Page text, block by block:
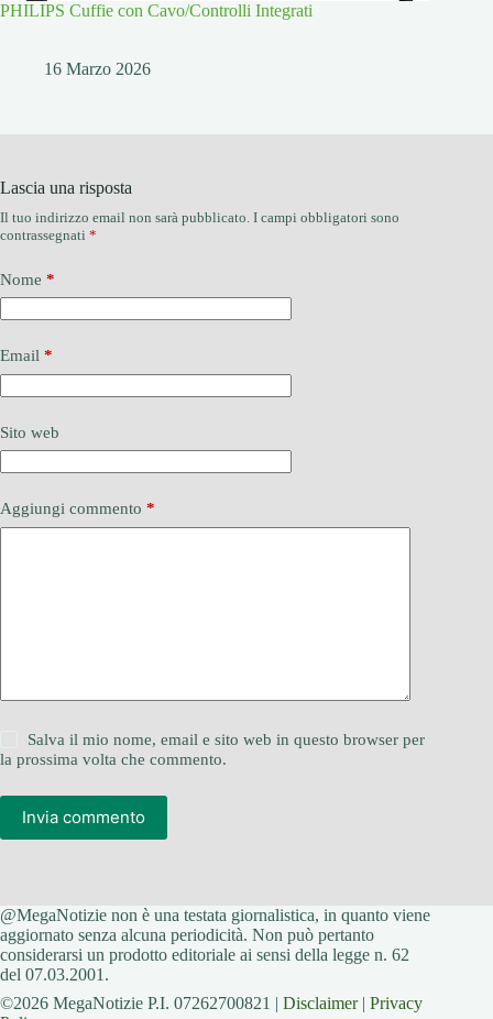
PHILIPS Cuffie con Cavo/Controlli Integrati
16 Marzo 2026
Lascia una risposta
Il tuo indirizzo email non sarà pubblicato. I campi obbligatori sono
contrassegnati *
Nome *
Email *
Sito web
Aggiungi commento *
Salva il mio nome, email e sito web in questo browser per
la prossima volta che commento.
Invia commento
@MegaNotizie non è una testata giornalistica, in quanto viene
aggiornato senza alcuna periodicità. Non può pertanto
considerarsi un prodotto editoriale ai sensi della legge n. 62
del 07.03.2001.
©2026 MegaNotizie P.I. 07262700821 | Disclaimer| Privacy